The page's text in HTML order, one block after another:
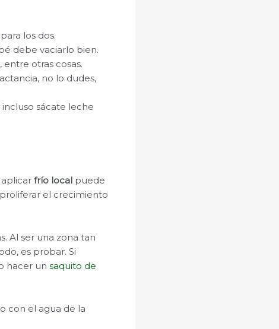
los dos.
debe vaciarlo bien.
otras cosas.
no lo dudes,
sácate leche
aplicarfrío local puede
el crecimiento
Al ser una zona tan
es probar. Si
hacer unsaquito de
con el agua de la